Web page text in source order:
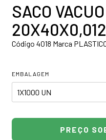
SACO
Código 4018 Marca
EMBALAGEM